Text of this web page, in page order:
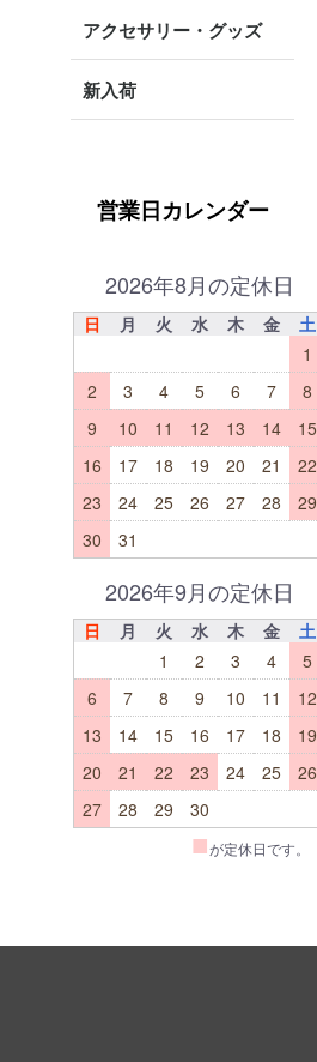
アクセサリー・グッズ
新入荷
営業日カレンダー
2026年8月の定休日
日 月 火 水 木 金
土
1
2
3 4 5 6 7
8
9
10 11 12 13 14
15
16
17 18 19 20 21
22
23
24 25 26 27 28
29
30
31
2026年9月の定休日
日 月 火 水 木 金
土
1
2 3 4
5
6
7 8 9 10 11
12
13
14 15 16 17 18
19
20
21 22 23 24 25
26
27
28 29 30
■が定休日です。